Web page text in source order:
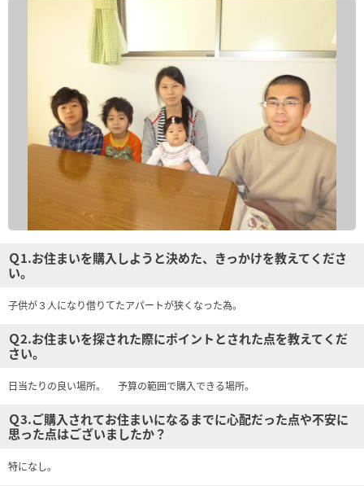
Ｑ1.お住まいを購入しようと決めた、きっかけを教えてくださ
い。
子供が３人になり借りてたアパートが狭くなった為。
Ｑ2.お住まいを探された際にポイントとされた点を教えてくだ
さい。
日当たりの良い場所。 予算の範囲で購入できる場所。
Ｑ3.ご購入されてお住まいになるまでに心配だった点や不安に
思った点はございましたか？
特になし。